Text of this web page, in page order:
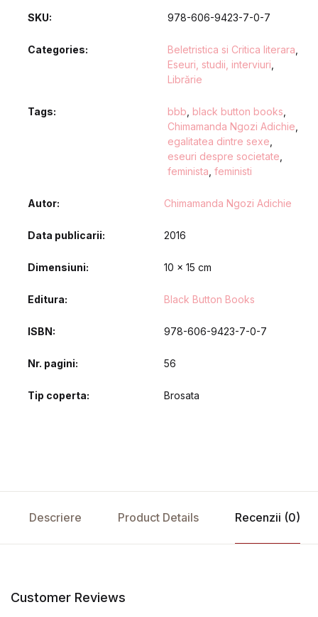
SKU: 978-606-9423-7-0-7
Categories: Beletristica si Critica literara
Eseuri, studii, interviuri
Librărie
Tags: bbb black button books
Chimamanda Ngozi Adichie
egalitatea dintre sexe
eseuri despre societate
feminista feministi
Autor Chimamanda Ngozi Adichie
Data publicarii 2016
Dimensiuni 10 x 15 cm
Editura Black Button Books
ISBN 978-606-9423-7-0-7
Nr. pagini 56
Tip coperta Brosata
Descriere Product Details Recenzii (0)
Customer Reviews